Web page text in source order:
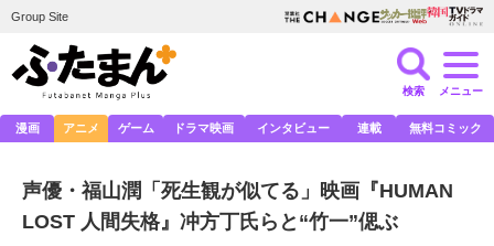
Group Site
検索 メニュー
漫画 アニメ ゲーム ドラマ映画 インタビュー 連載 無料コミック
声優・福山潤「死生観が似てる」映画『HUMAN
LOST 人間失格』冲方丁氏らと“竹一”偲ぶ